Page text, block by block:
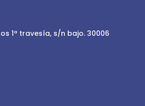
1ª travesía, s/n bajo. 30006